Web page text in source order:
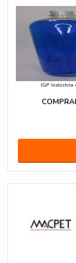
IGP Indústria